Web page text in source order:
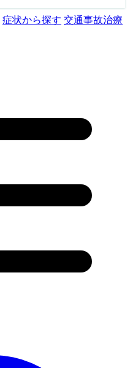
症状から探す 交通事故治療